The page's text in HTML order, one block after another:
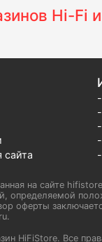
Hi-Fi
сайта
на сайте
определяемой
оферты
HiFiStore. Все